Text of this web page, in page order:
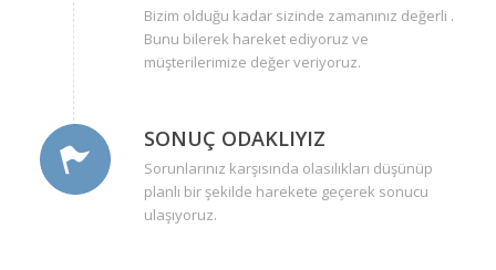
Bizim olduğu kadar sizinde zamanınız değerli .
Bunu bilerek hareket ediyoruz ve
müşterilerimize değer veriyoruz.
SONUÇ ODAKLIYIZ
Sorunlarınız karşısında olasılıkları düşünüp
planlı bir şekilde harekete geçerek sonucu
ulaşıyoruz.